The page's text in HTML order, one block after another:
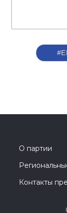
О партии
Контакты